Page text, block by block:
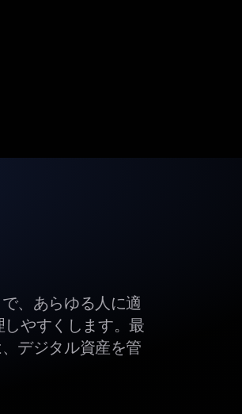
、あらゆる人に適
やすくします。最
デジタル資産を管